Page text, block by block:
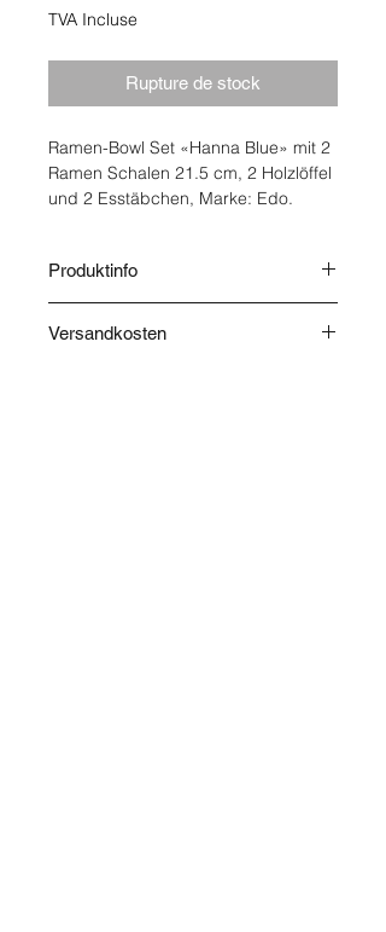
TVA Incluse
Rupture de stock
Ramen-Bowl Set «Hanna Blue» mit 2
Ramen Schalen 21.5 cm, 2 Holzlöffel
und 2 Esstäbchen, Marke: Edo.
Produktinfo
Versandkosten